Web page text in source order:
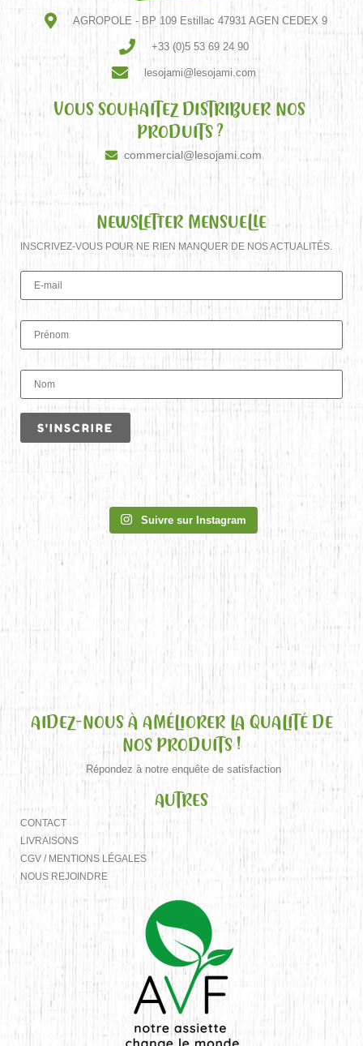
AGROPOLE - BP 109 Estillac 47931 AGEN CEDEX 9
+33 (0)5 53 69 24 90
lesojami@lesojami.com
VOUS SOUHAITEZ DISTRIBUER NOS
PRODUITS ?
commercial@lesojami.com
NEWSLETTER MENSUELLE
INSCRIVEZ-VOUS POUR NE RIEN MANQUER DE NOS ACTUALITÉS.
Suivre sur Instagram
AIDEZ-NOUS À AMÉLIORER LA QUALITÉ DE
NOS PRODUITS !
Répondez à notre enquête de satisfaction
AUTRES
CONTACT
LIVRAISONS
CGV / MENTIONS LÉGALES
NOUS REJOINDRE